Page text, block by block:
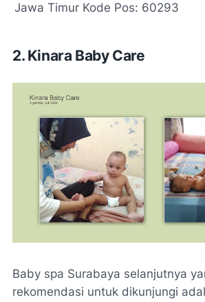
Jawa Timur Kode Pos: 60293
2. Kinara Baby Care
Baby spa Surabaya selanjutnya
rekomendasi untuk dikunjungi